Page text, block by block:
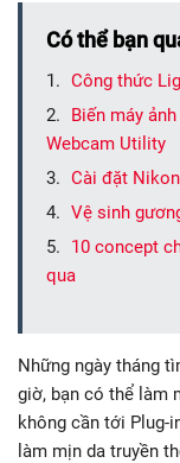
Có thể bạn
Công thức
Biến máy
Webcam Utility
Cài đặt
Vệ sinh
10 concept
qua
Những ngày tháng
giờ, bạn có thể làm
không cần tới Plug-
làm mịn da truyền